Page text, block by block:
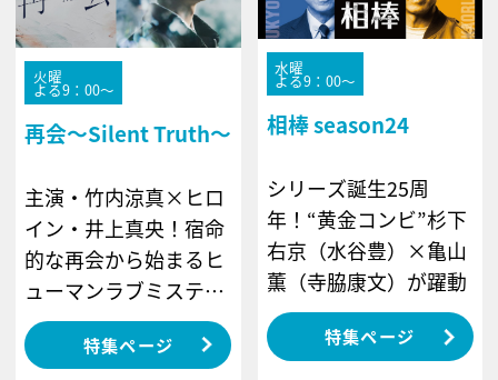
火曜
よる9：00～
再会～Silent Truth～
主演・竹内涼真×ヒロ
イン・井上真央！宿命
的な再会から始まるヒ
ューマンラブミステリ
ーが開幕
特集ページ
水曜
よる9：00～
相棒 season24
シリーズ誕生25周
年！“黄金コンビ”杉下
右京（水谷豊）×亀山
薫（寺脇康文）が躍動
特集ページ